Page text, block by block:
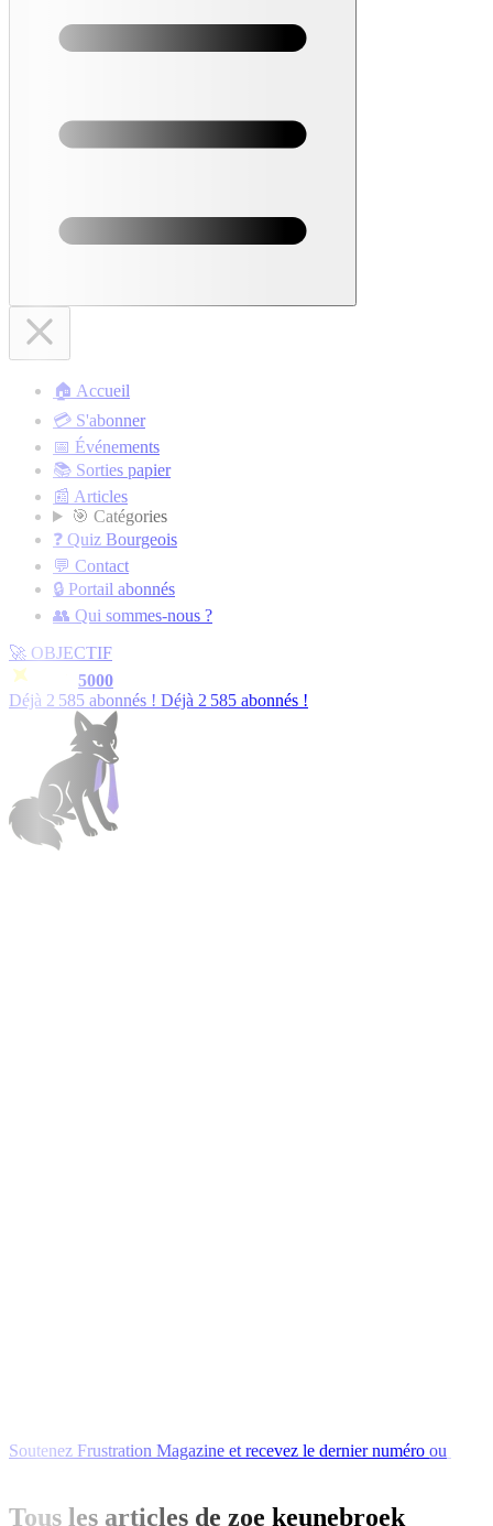
🏠 Accueil
💳 S'abonner
📅 Événements
📚 Sorties papier
📰 Articles
🎯 Catégories
❓ Quiz Bourgeois
💬 Contact
🔒 Portail abonnés
👥 Qui sommes-nous ?
🚀 OBJECTIF
5000
Déjà 2 588 abonnés ! Déjà 2 588 abonnés !
Soutenez Frustration Magazine et recevez le dernier numéro ou
Tous les articles de zoe keunebroek